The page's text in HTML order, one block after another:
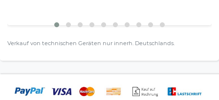
Verkauf von technischen Geräten nur innerh. Deutschlands.